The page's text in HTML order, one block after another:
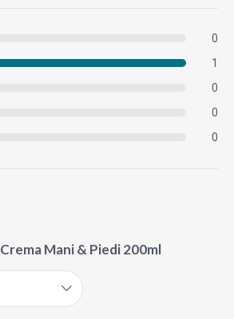
0
1
0
0
0
Crema Mani & Piedi 200ml